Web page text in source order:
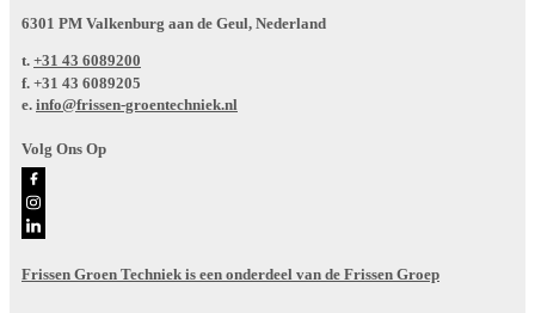
6301 PM Valkenburg aan de Geul, Nederland
t. +31 43 6089200
f. +31 43 6089205
e. info@frissen-groentechniek.nl
Volg Ons Op
Frissen Groen Techniek is een onderdeel van de Frissen Groep